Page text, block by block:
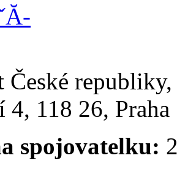
České
4, 118 26,
spojovatelku: